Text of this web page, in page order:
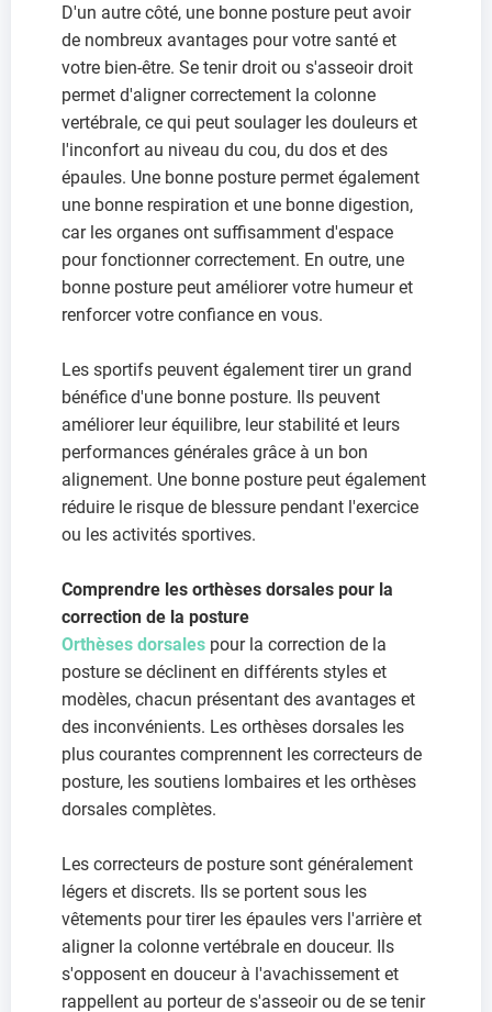
D'un autre côté, une bonne posture peut avoir
de nombreux avantages pour votre santé et
votre bien-être. Se tenir droit ou s'asseoir droit
permet d'aligner correctement la colonne
vertébrale, ce qui peut soulager les douleurs et
l'inconfort au niveau du cou, du dos et des
épaules. Une bonne posture permet également
une bonne respiration et une bonne digestion,
car les organes ont suffisamment d'espace
pour fonctionner correctement. En outre, une
bonne posture peut améliorer votre humeur et
renforcer votre confiance en vous.
Les sportifs peuvent également tirer un grand
bénéfice d'une bonne posture. Ils peuvent
améliorer leur équilibre, leur stabilité et leurs
performances générales grâce à un bon
alignement. Une bonne posture peut également
réduire le risque de blessure pendant l'exercice
ou les activités sportives.
Comprendre les orthèses dorsales pour la
correction de la posture
Orthèses dorsales pour la correction de la
posture se déclinent en différents styles et
modèles, chacun présentant des avantages et
des inconvénients. Les orthèses dorsales les
plus courantes comprennent les correcteurs de
posture, les soutiens lombaires et les orthèses
dorsales complètes.
Les correcteurs de posture sont généralement
légers et discrets. Ils se portent sous les
vêtements pour tirer les épaules vers l'arrière et
aligner la colonne vertébrale en douceur. Ils
s'opposent en douceur à l'avachissement et
rappellent au porteur de s'asseoir ou de se tenir